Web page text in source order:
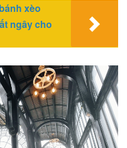
xèo
ngây cho